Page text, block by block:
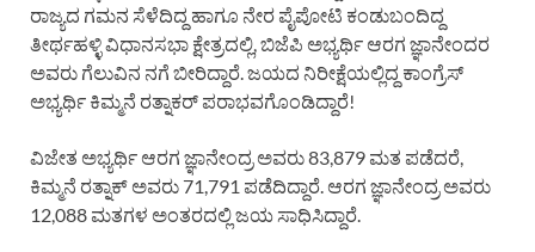
ರಾಜ್ಯದ ಗಮನ ಸೆಳೆದಿದ್ದ ಹಾಗೂ ನೇರ ಪೈಪೋಟಿ ಕಂಡುಬಂದಿದ್ದ
ತೀರ್ಥಹಳ್ಳಿ ವಿಧಾನಸಭಾ ಕ್ಷೇತ್ರದಲ್ಲಿ, ಬಿಜೆಪಿ ಅಭ್ಯರ್ಥಿ ಆರಗ ಜ್ಞಾನೇಂದರ
ಅವರು ಗೆಲುವಿನ ನಗೆ ಬೀರಿದ್ದಾರೆ. ಜಯದ ನಿರೀಕ್ಷೆಯಲ್ಲಿದ್ದ ಕಾಂಗ್ರೆಸ್
ಅಭ್ಯರ್ಥಿ ಕಿಮ್ಮನೆ ರತ್ನಾಕರ್ ಪರಾಭವಗೊಂಡಿದ್ದಾರೆ!
ವಿಜೇತ ಅಭ್ಯರ್ಥಿ ಆರಗ ಜ್ಞಾನೇಂದ್ರ ಅವರು 83,879 ಮತ ಪಡೆದರೆ,
ಕಿಮ್ಮನೆ ರತ್ನಾಕ್ ಅವರು 71,791 ಪಡೆದಿದ್ದಾರೆ. ಆರಗ ಜ್ಞಾನೇಂದ್ರ ಅವರು
12,088 ಮತಗಳ ಅಂತರದಲ್ಲಿ ಜಯ ಸಾಧಿಸಿದ್ದಾರೆ.